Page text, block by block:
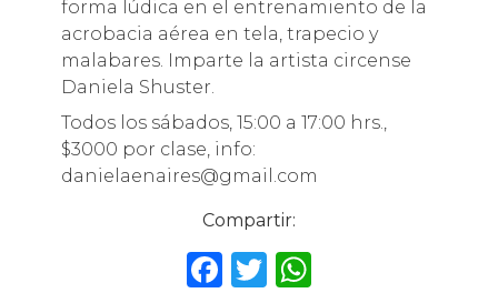
forma lúdica en el entrenamiento de la
acrobacia aérea en tela, trapecio y
malabares. Imparte la artista circense
Daniela Shuster.
Todos los sábados, 15:00 a 17:00 hrs.,
$3000 por clase, info:
danielaenaires@gmail.com
Compartir:
F T W